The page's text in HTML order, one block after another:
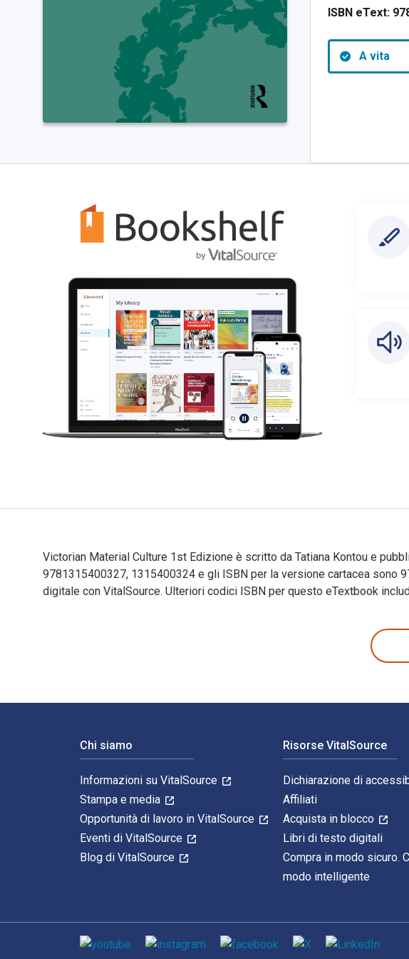
ISBN eText:
A vita
Victorian Material Culture 1st Edizione è scritto da Tatiana Kontou e
9781315400327, 1315400324 e gli ISBN per la versione cartacea sono
digitale con VitalSource. Ulteriori codici ISBN per questo eTextbook
Chi siamo
Informazioni su VitalSource
Stampa e media
Opportunità di lavoro in VitalSource
Eventi di VitalSource
Blog di VitalSource
Risorse VitalSource
Dichiarazione di
Affiliati
Acquista in blocco
Libri di testo digitali
Compra in modo sicuro.
modo intelligente
Mezzi sociali